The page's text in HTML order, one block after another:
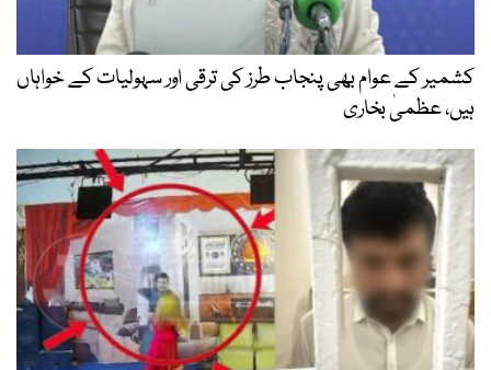
کشمیر کے عوام بھی پنجاب طرز کی ترقی اور سہولیات کے خواہاں
ہیں، عظمیٰ بخاری